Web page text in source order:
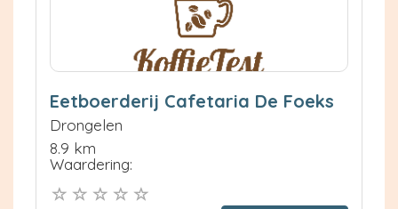
Eetboerderij Cafetaria De Foeks
Drongelen
8.9 km
Waardering: